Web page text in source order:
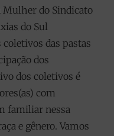
Mulher do Sindicato
do Sul
das pastas
dos
dos coletivos é
com
familiar nessa
e gênero. Vamos